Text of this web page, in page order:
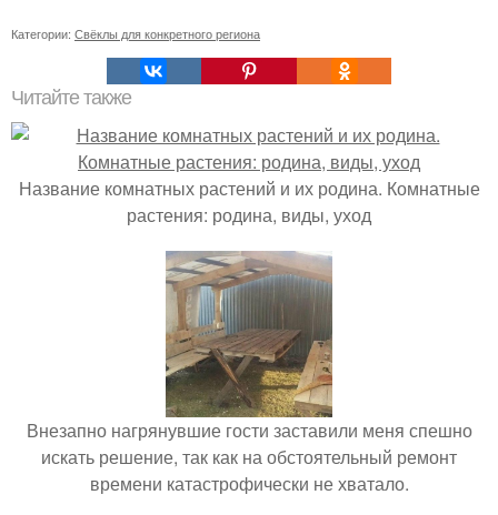
Категории: Свёклы для конкретного региона
Читайте также
Название комнатных растений и их родина. Комнатные
растения: родина, виды, уход
Внезапно нагрянувшие гости заставили меня спешно
искать решение, так как на обстоятельный ремонт
времени катастрофически не хватало.